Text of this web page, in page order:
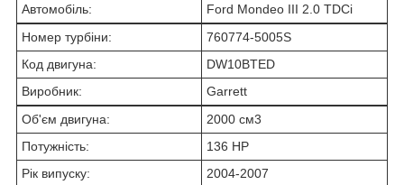
Автомобіль:
Ford Mondeo III 2.0 TDCi
Номер турбіни:
760774-5005S
Код двигуна:
DW10BTED
Виробник:
Garrett
Об'єм двигуна:
2000 см3
Потужність:
136 HP
Рік випуску:
2004-2007